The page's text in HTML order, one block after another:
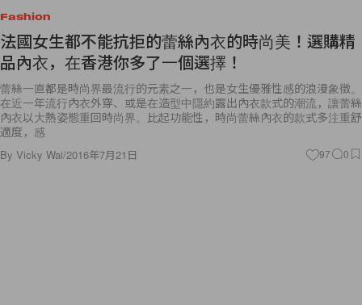
Fashion
法國女生都不能抗拒的蕾絲內衣的時尚美！選購精
品內衣，在香港你多了一個選擇！
蕾絲一直都是時尚界最流行的元素之一，也是女生優雅性感的浪漫象徵。
在近一年流行內衣外穿、或是在造型中隱約露出內衣款式的潮流，讓蕾絲
內衣以大熱姿態重回時尚界。比起功能性，時尚蕾絲內衣的款式多注重舒
適度，感
By Vicky Wai/2016年7月21日 97 0